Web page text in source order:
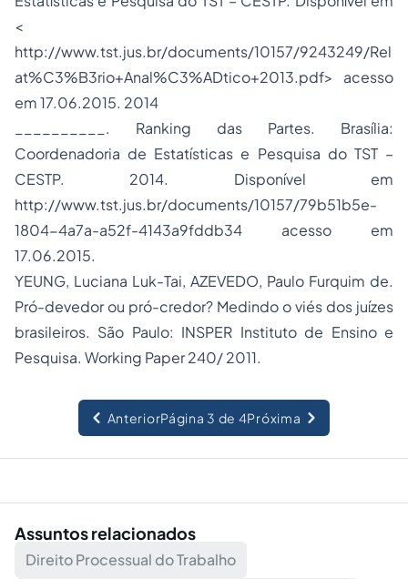
<
http://www.tst.jus.br/documents/10157/9243249/Rel
at%C3%B3rio+Anal%C3%ADtico+2013.pdf> acesso
em 17.06.2015. 2014
__________. Ranking das Partes. Brasília:
Coordenadoria de Estatísticas e Pesquisa do TST –
CESTP. 2014. Disponível em
http://www.tst.jus.br/documents/10157/79b51b5e-
1804-4a7a-a52f-4143a9fddb34 acesso em
17.06.2015.
YEUNG, Luciana Luk-Tai, AZEVEDO, Paulo Furquim de.
Pró-devedor ou pró-credor? Medindo o viés dos juízes
brasileiros. São Paulo: INSPER Instituto de Ensino e
Pesquisa. Working Paper 240/ 2011.
AnteriorPágina 3 de 4Próxima
Assuntos relacionados
Direito Processual do Trabalho